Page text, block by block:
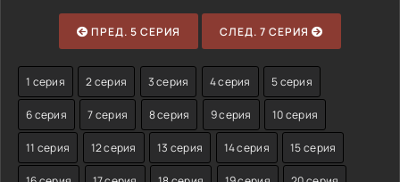
ПРЕД. 5 СЕРИЯ СЛЕД. 7 СЕРИЯ
1 серия 2 серия 3 серия 4 серия 5 серия
6 серия 7 серия 8 серия 9 серия 10 серия
11 серия 12 серия 13 серия 14 серия 15 серия